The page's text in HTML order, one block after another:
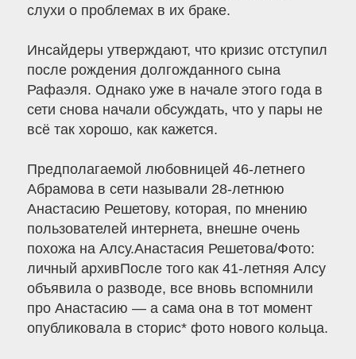
слухи о проблемах в их браке.
Инсайдеры утверждают, что кризис отступил
после рождения долгожданного сына
Рафаэля. Однако уже в начале этого года в
сети снова начали обсуждать, что у пары не
всё так хорошо, как кажется.
Предполагаемой любовницей 46-летнего
Абрамова в сети называли 28-летнюю
Анастасию Решетову, которая, по мнению
пользователей интернета, внешне очень
похожа на Алсу.Анастасия Решетова/Фото:
личный архивПосле того как 41-летняя Алсу
объявила о разводе, все вновь вспомнили
про Анастасию — а сама она в тот момент
опубликовала в сторис* фото нового кольца.